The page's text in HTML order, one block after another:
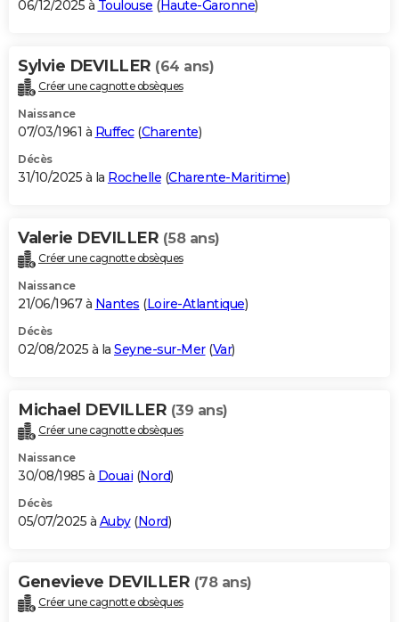
06/12/2025 à Toulouse (Haute-Garonne)
Sylvie DEVILLER (64 ans)
Créer une cagnotte obsèques
Naissance
07/03/1961 à Ruffec(Charente)
Décès
31/10/2025 à la Rochelle (Charente-Maritime)
Valerie DEVILLER (58 ans)
Créer une cagnotte obsèques
Naissance
21/06/1967 à Nantes (Loire-Atlantique)
Décès
02/08/2025 à la Seyne-sur-Mer(Var)
Michael DEVILLER (39 ans)
Créer une cagnotte obsèques
Naissance
30/08/1985 à Douai (Nord)
Décès
05/07/2025 à Auby(Nord)
Genevieve DEVILLER (78 ans)
Créer une cagnotte obsèques